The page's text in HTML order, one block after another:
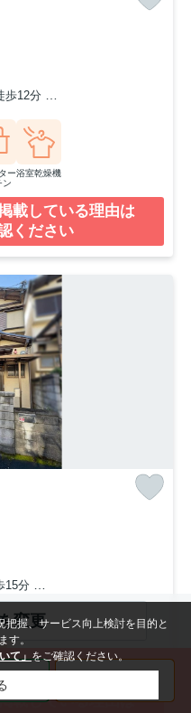
歩12分
ー
ン
浴室乾燥機
載している理由は
ください
15分
台
載している理由は
変更
握、サービス向上検討を目的と
す。
て」をご確認ください。